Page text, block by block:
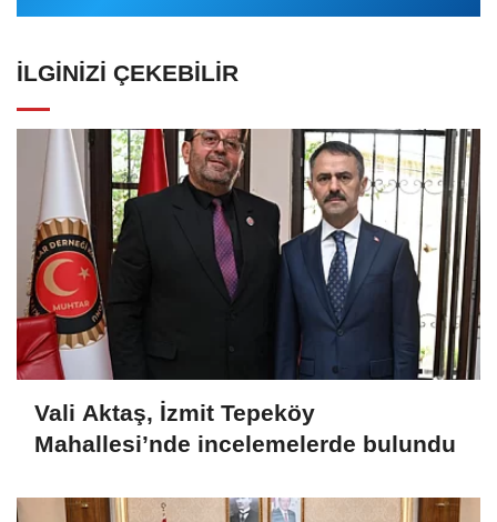
İLGINIZI ÇEKEBILIR
Vali Aktaş, İzmit Tepeköy
Mahallesi’nde incelemelerde bulundu